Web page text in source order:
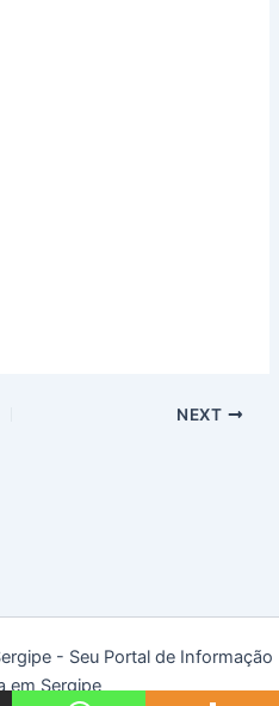
NEXT
- Seu Portal de Informação
em Sergipe